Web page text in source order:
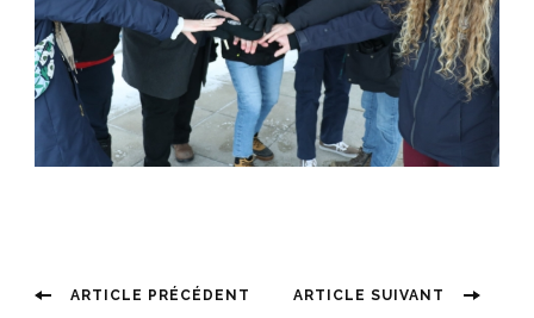
Navigation
ARTICLE PRÉCÉDENT
ArticleARTICLE SUIVANT
Article